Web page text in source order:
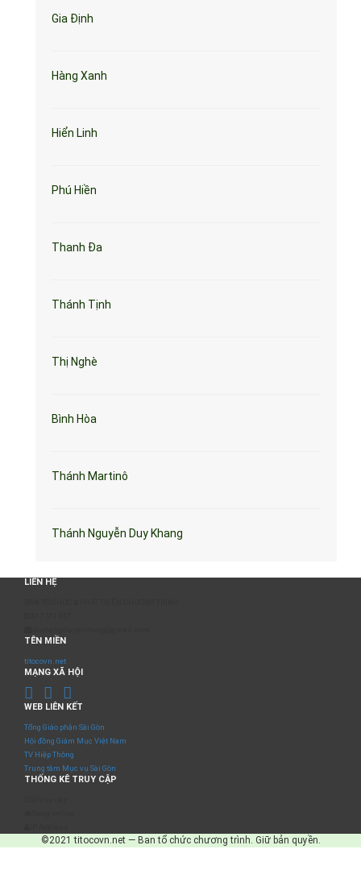
Gia Định
Hàng Xanh
Hiển Linh
Phú Hiền
Thanh Đa
Thánh Tịnh
Thị Nghè
Bình Hòa
Thánh Martinô
Thánh Nguyễn Duy Khang
LIÊN HỆ
TÊN MIỀN
titocovn.net
MẠNG XÃ HỘI
WEB LIÊN KẾT
Tổng Giáo phận Sài Gòn
Hội đồng Giám Mục Việt Nam
TV Hiệp Thông
Trung tâm Mục vụ Sài Gòn
THỐNG KÊ TRUY CẬP
©2021 titocovn.net — Ban tổ chức chương trình. Giữ bản quyền.